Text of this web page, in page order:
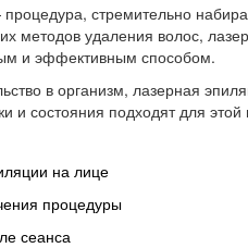
стремительно
методов удаления волос,
и эффективным способом.
в организм, лазерная
и состояния подходят для
на лице
процедуры
сеанса